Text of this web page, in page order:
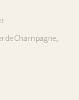
de Champagne,